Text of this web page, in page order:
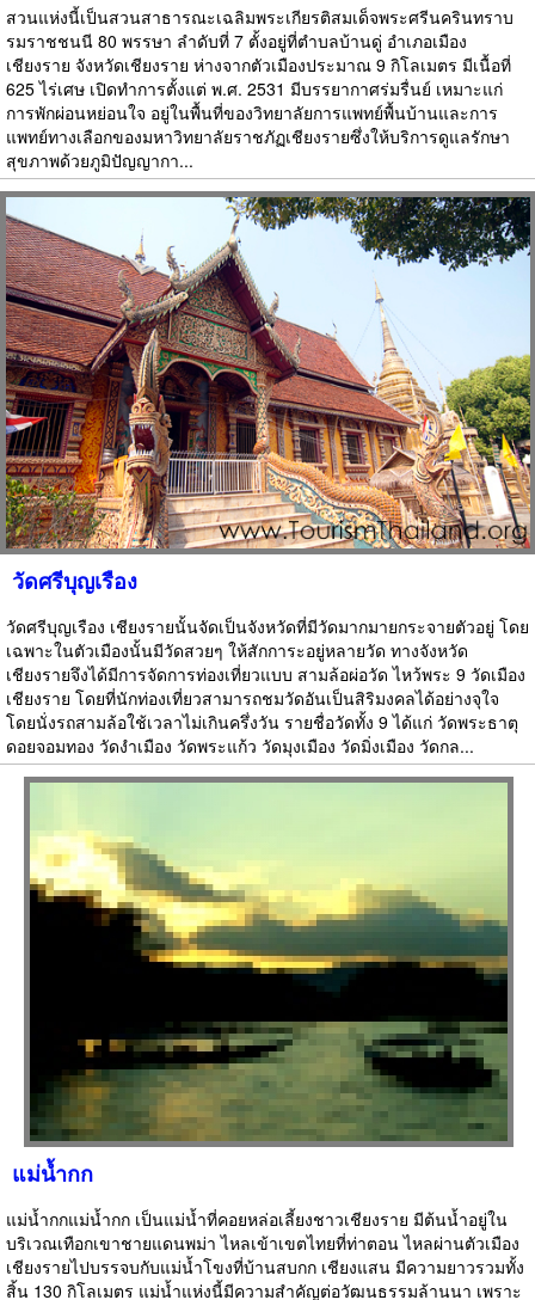
สวนแห่งนี้เป็นสวนสาธารณะเฉลิมพระเกียรติสมเด็จพระศรีนครินทราบ
รมราชชนนี 80 พรรษา ลำดับที่ 7 ตั้งอยู่ที่ตำบลบ้านดู่ อำเภอเมือง
เชียงราย จังหวัดเชียงราย ห่างจากตัวเมืองประมาณ 9 กิโลเมตร มีเนื้อที่
625 ไร่เศษ เปิดทำการตั้งแต่ พ.ศ. 2531 มีบรรยากาศร่มรื่นย์ เหมาะแก่
การพักผ่อนหย่อนใจ อยู่ในพื้นที่ของวิทยาลัยการแพทย์พื้นบ้านและการ
แพทย์ทางเลือกของมหาวิทยาลัยราชภัฏเชียงรายซึ่งให้บริการดูแลรักษา
สุขภาพด้วยภูมิปัญญากา...
วัดศรีบุญเรือง
วัดศรีบุญเรือง เชียงรายนั้นจัดเป็นจังหวัดที่มีวัดมากมายกระจายตัวอยู่ โดย
เฉพาะในตัวเมืองนั้นมีวัดสวยๆ ให้สักการะอยู่หลายวัด ทางจังหวัด
เชียงรายจึงได้มีการจัดการท่องเที่ยวแบบ สามล้อผ่อวัด ไหว้พระ 9 วัดเมือง
เชียงราย โดยที่นักท่องเที่ยวสามารถชมวัดอันเป็นสิริมงคลได้อย่างจุใจ
โดยนั่งรถสามล้อใช้เวลาไม่เกินครึ่งวัน รายชื่อวัดทั้ง 9 ได้แก่ วัดพระธาตุ
ดอยจอมทอง วัดงำเมือง วัดพระแก้ว วัดมุงเมือง วัดมิ่งเมือง วัดกล...
แม่น้ำกก
แม่น้ำกกแม่น้ำกก เป็นแม่น้ำที่คอยหล่อเลี้ยงชาวเชียงราย มีต้นน้ำอยู่ใน
บริเวณเทือกเขาชายแดนพม่า ไหลเข้าเขตไทยที่ท่าตอน ไหลผ่านตัวเมือง
เชียงรายไปบรรจบกับแม่น้ำโขงที่บ้านสบกก เชียงแสน มีความยาวรวมทั้ง
สิ้น 130 กิโลเมตร แม่น้ำแห่งนี้มีความสำคัญต่อวัฒนธรรมล้านนา เพราะ